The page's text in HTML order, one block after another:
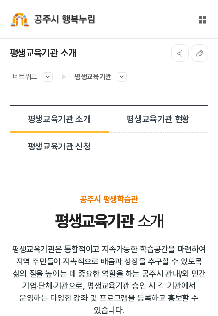
전체
평생교육기관 소개
네트워크 평생교육기관
평생교육기관 소개 평생교육기관 현황
평생교육기관 신청
공주시 평생학습관
평생교육기관소개
평생교육기관은 통합적이고 지속가능한 학습공간을 마련하여
지역 주민들이 지속적으로 배움과 성장을 추구할 수 있도록
삶의 질을 높이는 데 중요한 역할을 하는 공주시 관내/외 민간
기업·단체·기관으로, 평생교육기관 승인 시 각 기관에서
운영하는 다양한 강좌 및 프로그램을 등록하고 홍보할 수
있습니다.